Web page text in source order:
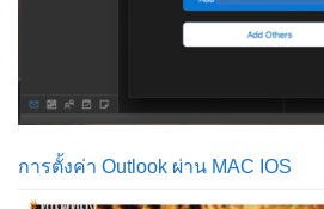
การตั้งค่า Outlook ผ่าน MAC IOS